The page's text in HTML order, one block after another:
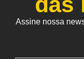
Assine nossa